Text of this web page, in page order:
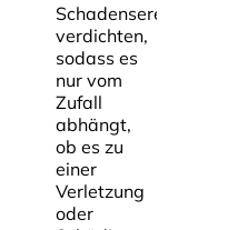
Schadensereignis“
verdichten,
sodass es
nur vom
Zufall
abhängt,
ob es zu
einer
Verletzung
oder